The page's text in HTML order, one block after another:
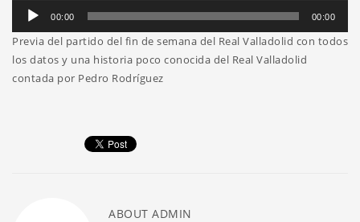
Reproductor
audio
00:00 00:00
Previa del partido del fin de semana del Real Valladolid con todos
los datos y una historia poco conocida del Real Valladolid
contada por Pedro Rodríguez
ABOUT ADMIN